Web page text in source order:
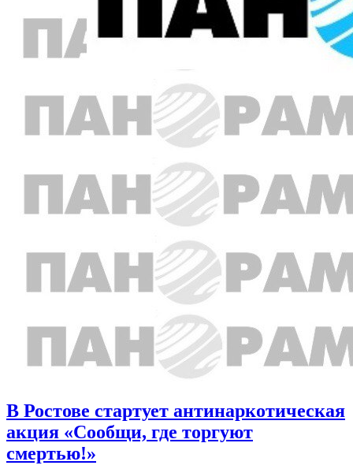
В Ростове стартует антинаркотическая
акция «Сообщи, где торгуют
смертью!»